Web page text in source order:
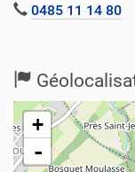
0485 11 14 80
+
-